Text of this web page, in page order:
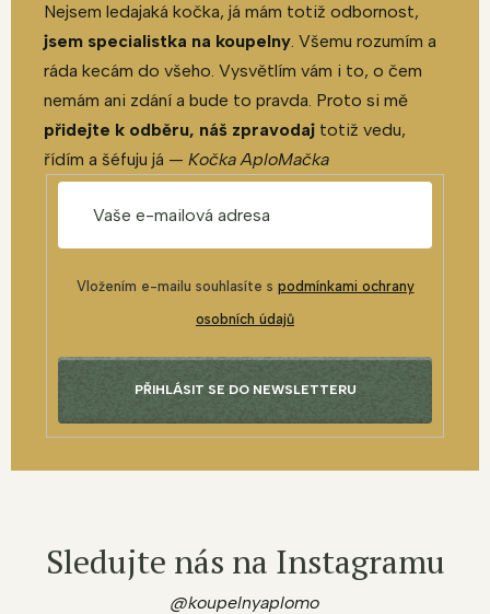
Nejsem ledajaká kočka, já mám totiž odbornost,
jsem specialistka na koupelny. Všemu rozumím a
ráda kecám do všeho. Vysvětlím vám i to, o čem
nemám ani zdání a bude to pravda. Proto si mě
přidejte k odběru, náš zpravodaj totiž vedu,
řídím a šéfuju já — Kočka AploMačka
Vložením e-mailu souhlasíte s podmínkami ochrany
osobních údajů
PŘIHLÁSIT SE DO NEWSLETTERU
Sledujte nás na Instagramu
@koupelnyaplomo